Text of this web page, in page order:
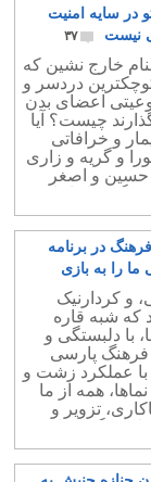
در سایه امنیت
نیست
۳۷
خارج نشین که
دردسر و
اعضای بدن
چیست؟ آیا
و خرافاتی
و گریه و زاری
و اصغر
ها را دارد؟
در برنامه
ما را به بازی
و کردارنیک
که شبه قاره
با دلبستگی و
فرهنگ پارسی
با عملکرد زشت و
همه از ما
تزویر و
گشته است.